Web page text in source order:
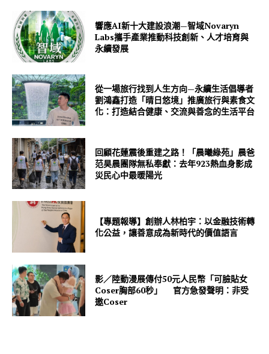
響應AI新十大建設浪潮—智域Novaryn
Labs攜手產業推動科技創新、人才培育與
永續發展
從一場旅行找到人生方向—永續生活倡導者
劉鴻鑫打造「晴日悠境」推廣旅行與素食文
化：打造結合健康、交流與善念的生活平台
回顧花蓮震後重建之路！「晨曦綠苑」晨爸
范昊晨團隊無私奉獻：去年923熱血身影成
災民心中最暖陽光
【專題報導】創辦人林柏宇：以金融技術轉
化公益，讓善意成為新時代的價值語言
影／陸動漫展傳付50元人民幣「可臉貼女
Coser胸部60秒」 官方急發聲明：非受
邀Coser